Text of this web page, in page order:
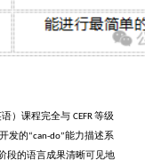
语）课程完全与 CEFR等级
发的“can-do”能力描述系
段的语言成果清晰可见地